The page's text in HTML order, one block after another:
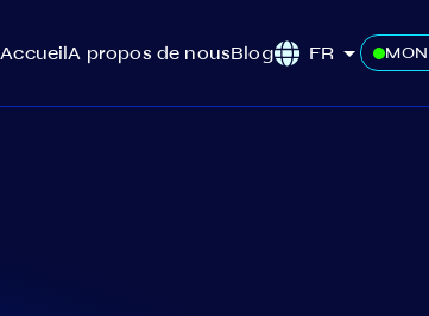
AccueilA propos de nousBlog FR